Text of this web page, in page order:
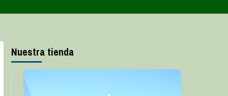
Nuestra tienda